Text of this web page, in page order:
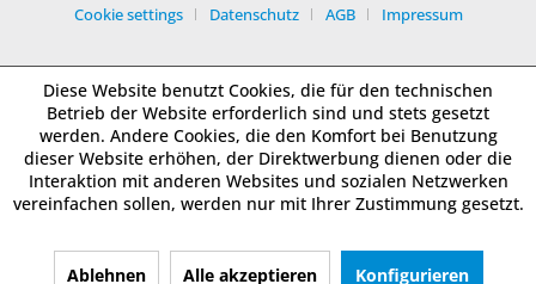
Cookie settings Datenschutz AGB Impressum
Diese Website benutzt Cookies, die für den technischen
Betrieb der Website erforderlich sind und stets gesetzt
werden. Andere Cookies, die den Komfort bei Benutzung
dieser Website erhöhen, der Direktwerbung dienen oder die
Interaktion mit anderen Websites und sozialen Netzwerken
vereinfachen sollen, werden nur mit Ihrer Zustimmung gesetzt.
Ablehnen Alle akzeptieren Konfigurieren